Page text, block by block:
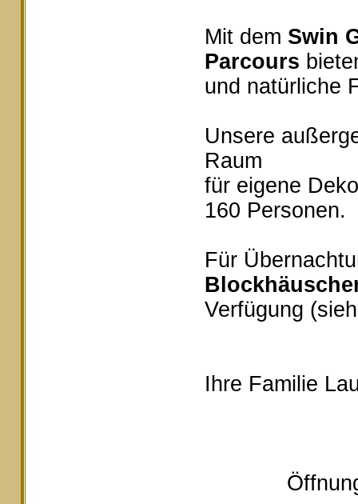
Mit dem Swin
Parcours
und natürliche
Unsere
Raum
für eigene
160 Personen.
Für
Verfügung
Ihre Familie